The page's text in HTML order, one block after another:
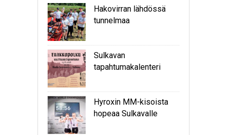
Hakovirran lähdössä
tunnelmaa
Sulkavan
tapahtumakalenteri
Hyroxin MM-kisoista
hopeaa Sulkavalle